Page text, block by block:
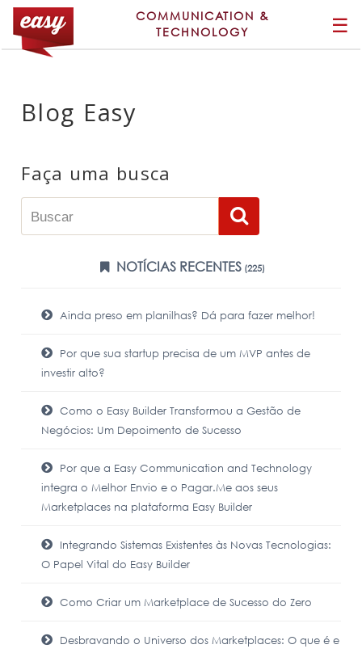
COMMUNICATION &
TECHNOLOGY
☰
Blog Easy
Faça uma busca
NOTÍCIAS RECENTES(225)
Ainda preso em planilhas? Dá para fazer melhor!
Por que sua startup precisa de um MVP antes de
investir alto?
Como o Easy Builder Transformou a Gestão de
Negócios: Um Depoimento de Sucesso
Por que a Easy Communication and Technology
integra o Melhor Envio e o Pagar.Me aos seus
Marketplaces na plataforma Easy Builder
Integrando Sistemas Existentes às Novas Tecnologias:
O Papel Vital do Easy Builder
Como Criar um Marketplace de Sucesso do Zero
Desbravando o Universo dos Marketplaces: O que é e